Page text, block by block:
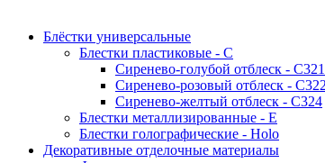
Блёстки универсальные
Блестки пластиковые - С
Сиренево-голубой отблеск - С321
Сиренево-розовый отблеск - С322
Сиренево-желтый отблеск - С324
Блестки металлизированные - Е
Блестки голографические - Holo
Декоративные отделочные материалы